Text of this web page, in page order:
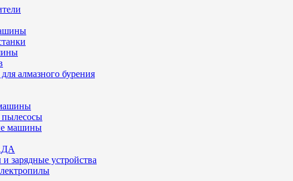
алмазного бурения
пылесосы
машины
зарядные устройства